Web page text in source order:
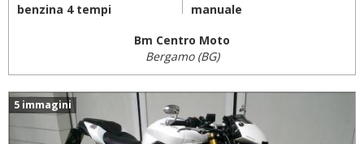
benzina 4 tempi manuale
Bm Centro Moto
Bergamo (BG)
5 immagini